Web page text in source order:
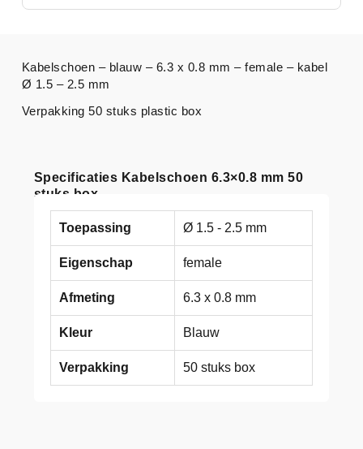
Specificaties Kabelschoen 6.3×0.8 mm 50
stuks box
Toepassing Ø 1.5 - 2.5 mm
Eigenschap female
Afmeting 6.3 x 0.8 mm
Kleur Blauw
Verpakking 50 stuks box
Kabelschoen – blauw – 6.3 x 0.8 mm – female – kabel
Ø 1.5 – 2.5 mm
Verpakking 50 stuks plastic box